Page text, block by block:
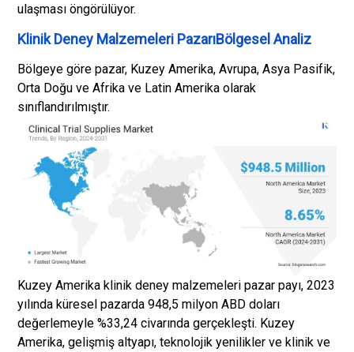
ulaşması öngörülüyor.
Klinik Deney Malzemeleri PazarıBölgesel Analiz
Bölgeye göre pazar, Kuzey Amerika, Avrupa, Asya Pasifik,
Orta Doğu ve Afrika ve Latin Amerika olarak
sınıflandırılmıştır.
Kuzey Amerika klinik deney malzemeleri pazar payı, 2023
yılında küresel pazarda 948,5 milyon ABD doları
değerlemeyle %33,24 civarında gerçekleşti. Kuzey
Amerika, gelişmiş altyapı, teknolojik yenilikler ve klinik ve